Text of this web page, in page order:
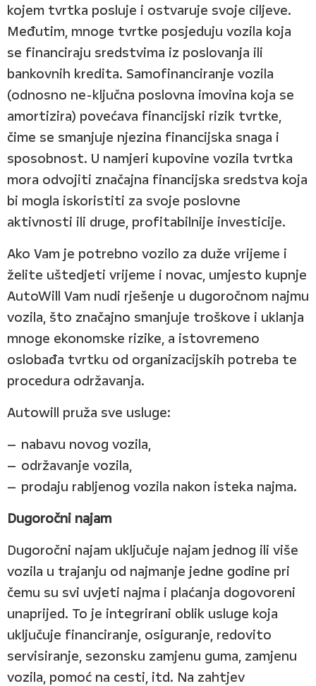
kojem tvrtka posluje i ostvaruje svoje ciljeve.
Međutim, mnoge tvrtke posjeduju vozila koja
se financiraju sredstvima iz poslovanja ili
bankovnih kredita. Samofinanciranje vozila
(odnosno ne-ključna poslovna imovina koja se
amortizira) povećava financijski rizik tvrtke,
čime se smanjuje njezina financijska snaga i
sposobnost. U namjeri kupovine vozila tvrtka
mora odvojiti značajna financijska sredstva koja
bi mogla iskoristiti za svoje poslovne
aktivnosti ili druge, profitabilnije investicije.
Ako Vam je potrebno vozilo za duže vrijeme i
želite uštedjeti vrijeme i novac, umjesto kupnje
AutoWill Vam nudi rješenje u dugoročnom najmu
vozila, što značajno smanjuje troškove i uklanja
mnoge ekonomske rizike, a istovremeno
oslobađa tvrtku od organizacijskih potreba te
procedura održavanja.
Autowill pruža sve usluge:
nabavu novog vozila,
održavanje vozila,
prodaju rabljenog vozila nakon isteka najma.
Dugoročni najam
Dugoročni najam uključuje najam jednog ili više
vozila u trajanju od najmanje jedne godine pri
čemu su svi uvjeti najma i plaćanja dogovoreni
unaprijed. To je integrirani oblik usluge koja
uključuje financiranje, osiguranje, redovito
servisiranje, sezonsku zamjenu guma, zamjenu
vozila, pomoć na cesti, itd. Na zahtjev